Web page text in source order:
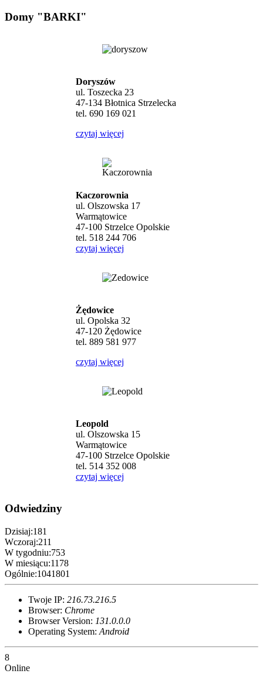
Domy "BARKI"
Doryszów
ul. Toszecka 23
47-134 Błotnica Strzelecka
tel. 690 169 021
czytaj więcej
Kaczorownia
ul. Olszowska 17
Warmątowice
47-100 Strzelce Opolskie
tel. 518 244 706
czytaj więcej
Żędowice
ul. Opolska 32
47-120 Żędowice
tel. 889 581 977
czytaj więcej
Leopold
ul. Olszowska 15
Warmątowice
47-100 Strzelce Opolskie
tel. 514 352 008
czytaj więcej
Odwiedziny
Dzisiaj:181
Wczoraj:211
W tygodniu:753
W miesiącu:1178
Ogólnie:1041801
Twoje IP: 216.73.216.5
Browser: Chrome
Browser Version: 131.0.0.0
Operating System: Android
8
Online